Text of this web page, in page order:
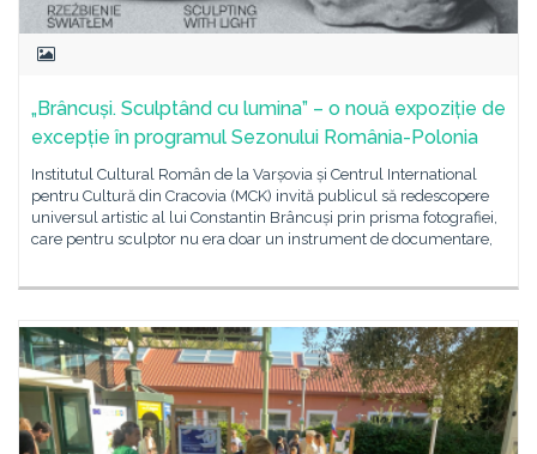
„Brâncuși. Sculptând cu lumina” – o nouă expoziție de
excepție în programul Sezonului România-Polonia
Institutul Cultural Român de la Varșovia și Centrul International
pentru Cultură din Cracovia (MCK) invită publicul să redescopere
universul artistic al lui Constantin Brâncuși prin prisma fotografiei,
care pentru sculptor nu era doar un instrument de documentare,